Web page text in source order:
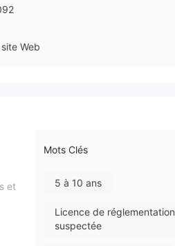
Web
et
Mots Clés
5 à 10 ans
Licence de réglementation
suspectée